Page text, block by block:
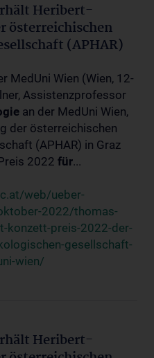
Heribert-
österreichischen
(APHAR)
MedUni Wien (Wien, 12-
Assistenzprofessor
an der MedUni Wien,
der österreichischen
(APHAR) in Graz
2022 für...
web/ueber-
2022/thomas-
konzett-preis-2022-der-
gesellschaft-
wien/
Heribert-